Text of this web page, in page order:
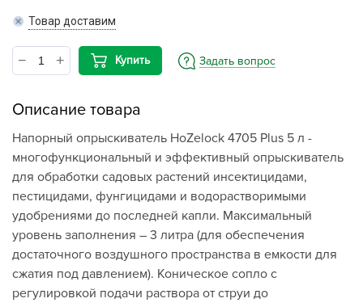
Товар доставим
Купить Задать вопрос
Описание товара
Напорный опрыскиватель HoZelock 4705 Plus 5 л -
многофункциональный и эффективный опрыскиватель
для обработки садовых растений инсектицидами,
пестицидами, фунгицидами и водорастворимыми
удобрениями до последней капли. Максимальный
уровень заполнения – 3 литра (для обеспечения
достаточного воздушного пространства в емкости для
сжатия под давлением). Коническое сопло с
регулировкой подачи раствора от струи до